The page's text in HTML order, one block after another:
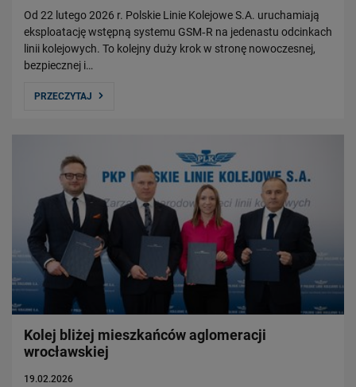
Od 22 lutego 2026 r. Polskie Linie Kolejowe S.A. uruchamiają
eksploatację wstępną systemu GSM‑R na jedenastu odcinkach
linii kolejowych. To kolejny duży krok w stronę nowoczesnej,
bezpiecznej i…
PRZECZYTAJ
Kolej bliżej mieszkańców aglomeracji
wrocławskiej
19.02.2026